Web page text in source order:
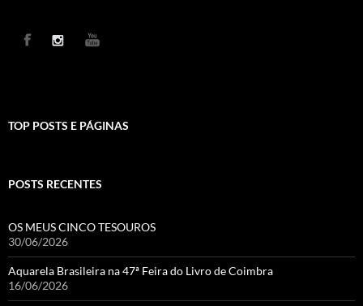
TOP POSTS E PÁGINAS
POSTS RECENTES
OS MEUS CINCO TESOUROS
30/06/2026
Aquarela Brasileira na 47ª Feira do Livro de Coimbra
16/06/2026